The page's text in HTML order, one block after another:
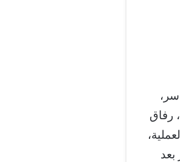
سر،
رفاق